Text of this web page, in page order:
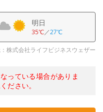
明日
35℃／27℃
株式会社ライフビジネスウェザー
っている場合がありま
ださい。